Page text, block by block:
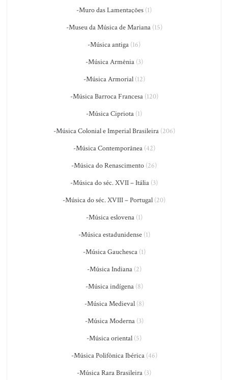
-Muro das Lamentações (1)
-Museu da Música de Mariana(15)
-Música antiga (16)
-Música Armênia(3)
-Música Armorial(12)
-Música Barroca Francesa(120)
-Música Cipriota (1)
-Música Colonial e Imperial Brasileira(206)
-Música Contemporânea(42)
-Música do Renascimento (26)
-Música do séc. XVII – Itália (3)
-Música do séc. XVIII – Portugal (20)
-Música eslovena(1)
-Música estadunidense(1)
-Música Gauchesca(1)
-Música Indiana(2)
-Música indígena(8)
-Música Medieval(8)
-Música Moderna(3)
-Música oriental (5)
-Música Polifônica Ibérica(46)
-Música Rara Brasileira (3)